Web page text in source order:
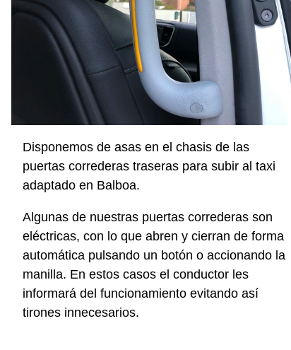
Disponemos de asas en el chasis de las
puertas correderas traseras para subir al taxi
adaptado en Balboa.
Algunas de nuestras puertas correderas son
eléctricas, con lo que abren y cierran de forma
automática pulsando un botón o accionando la
manilla. En estos casos el conductor les
informará del funcionamiento evitando así
tirones innecesarios.